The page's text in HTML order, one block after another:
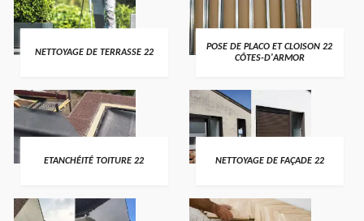
NETTOYAGE DE TERRASSE 22
POSE DE PLACO ET CLOISON 22
CÔTES-D'ARMOR
ETANCHÉITÉ TOITURE 22 NETTOYAGE DE FAÇADE 22